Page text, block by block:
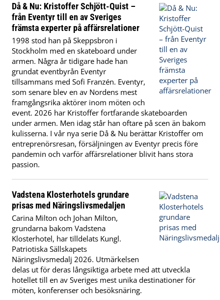
Då & Nu: Kristoffer Schjött-Quist –
från Eventyr till en av Sveriges
främsta experter på affärsrelationer
1998 stod han på Skeppsbron i
Stockholm med en skateboard under
armen. Några år tidigare hade han
grundat eventbyrån Eventyr
tillsammans med Sofi Franzén. Eventyr,
som senare blev en av Nordens mest
framgångsrika aktörer inom möten och
event. 2026 har Kristoffer fortfarande skateboarden
under armen. Men idag står han oftare på scen än bakom
kulisserna. I vår nya serie Då & Nu berättar Kristoffer om
entreprenörsresan, försäljningen av Eventyr precis före
pandemin och varför affärsrelationer blivit hans stora
passion.
Vadstena Klosterhotels grundare
prisas med Näringslivsmedaljen
Carina Milton och Johan Milton,
grundarna bakom Vadstena
Klosterhotel, har tilldelats Kungl.
Patriotiska Sällskapets
Näringslivsmedalj 2026. Utmärkelsen
delas ut för deras långsiktiga arbete med att utveckla
hotellet till en av Sveriges mest unika destinationer för
möten, konferenser och besöksnäring.